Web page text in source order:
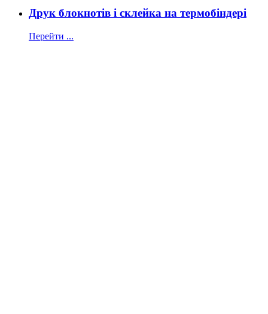
Друк блокнотів і склейка на термобіндері
Перейти ...